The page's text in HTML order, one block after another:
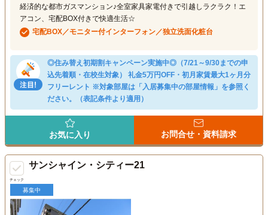
経済的な都市ガスマンション♪全室家具家電付きで引越しラクラク！エ
アコン、宅配BOX付きで快適生活☆
宅配BOX／モニター付インターフォン／独立洗面化粧台
◎住み替え初期割キャンペーン実施中◎（7/21～9/30までの申
込先着順・在校生対象） 礼金5万円OFF・初月家賃最大1ヶ月分
フリーレント ※対象部屋は「入居募集中の部屋情報」を参照く
ださい。（表記条件より適用）
お気に入り お問合せ・資料請求
チェック
サンシャイン・シティー21
募集中